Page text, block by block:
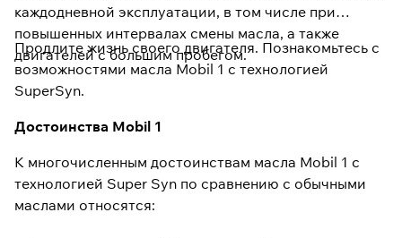
каждодневной эксплуатации, в том числе при
повышенных интервалах смены масла, а также
двигателей с большим пробегом.
Продлите жизнь своего двигателя. Познакомьтесь с
возможностями масла Mobil 1 с технологией
SuperSyn.
Достоинства Mobil 1
К многочисленным достоинствам масла Mobil 1 с
технологией Super Syn по сравнению с обычными
маслами относятся: